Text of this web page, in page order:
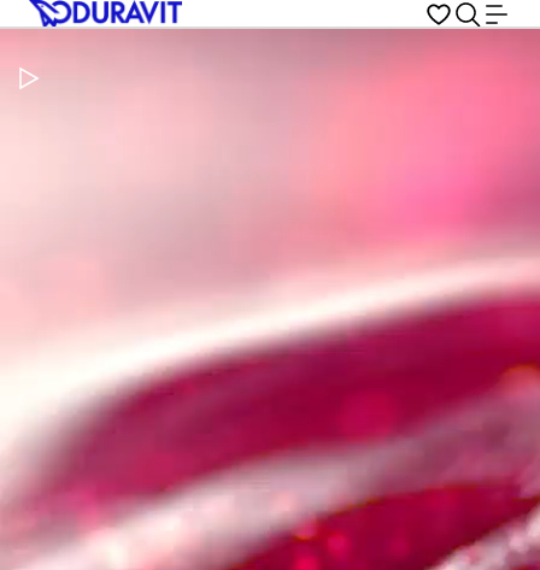
Metti in pausa il video